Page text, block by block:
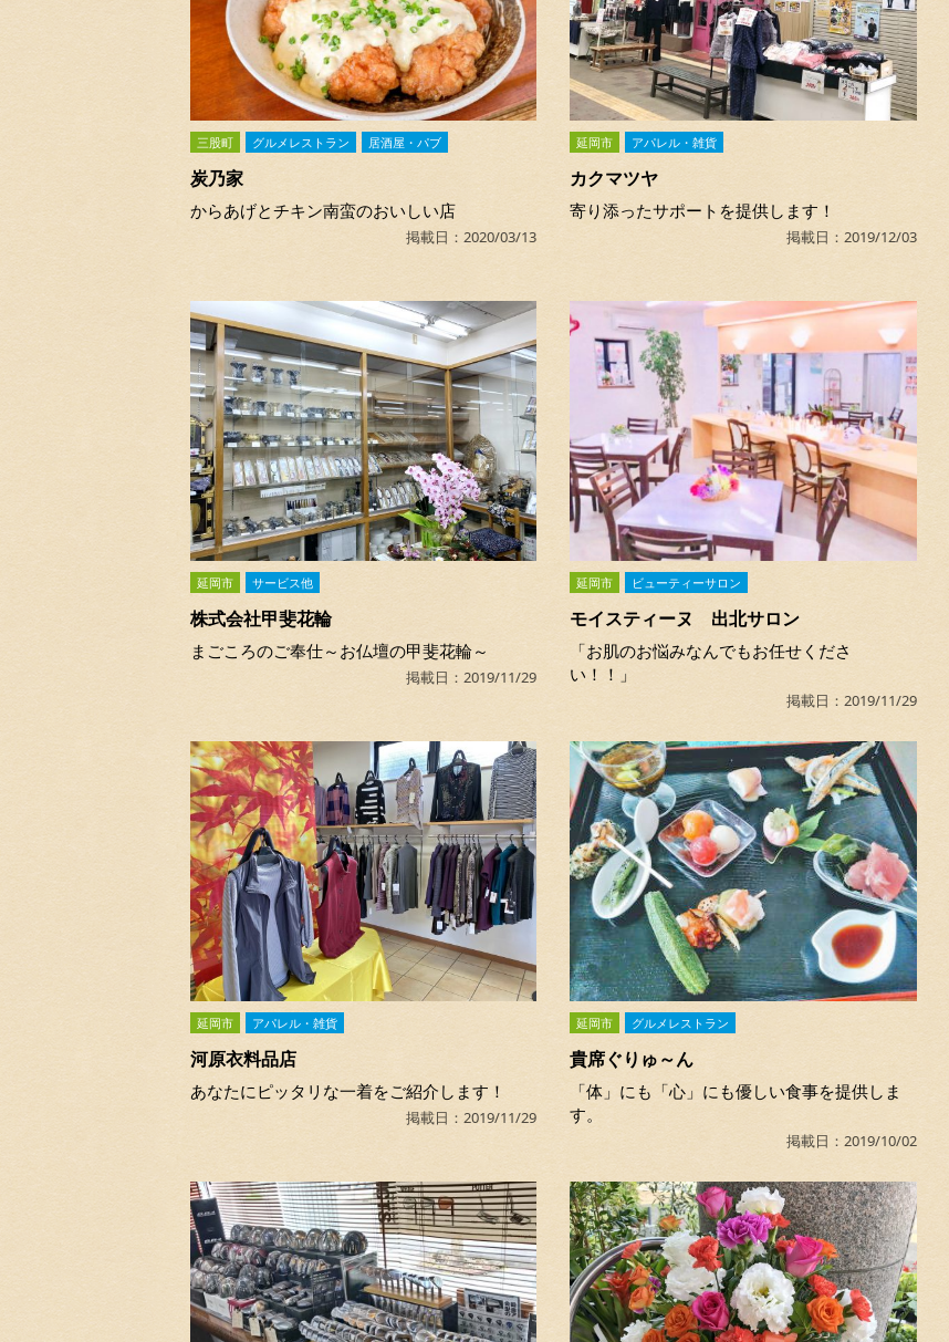
三股町 グルメレストラン 居酒屋・パブ
炭乃家
からあげとチキン南蛮のおいしい店
掲載日：2020/03/13
延岡市 アパレル・雑貨
カクマツヤ
寄り添ったサポートを提供します！
掲載日：2019/12/03
延岡市 サービス他
株式会社甲斐花輪
まごころのご奉仕～お仏壇の甲斐花輪～
掲載日：2019/11/29
延岡市 ビューティーサロン
モイスティーヌ 出北サロン
「お肌のお悩みなんでもお任せくださ
い！！」
掲載日：2019/11/29
延岡市 アパレル・雑貨
河原衣料品店
あなたにピッタリな一着をご紹介します！
掲載日：2019/11/29
延岡市 グルメレストラン
貴席ぐりゅ～ん
「体」にも「心」にも優しい食事を提供しま
す。
掲載日：2019/10/02